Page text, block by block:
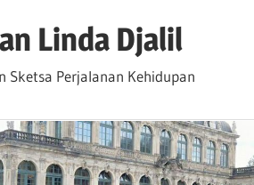
Linda Djalil
Sketsa Perjalanan Kehidupan